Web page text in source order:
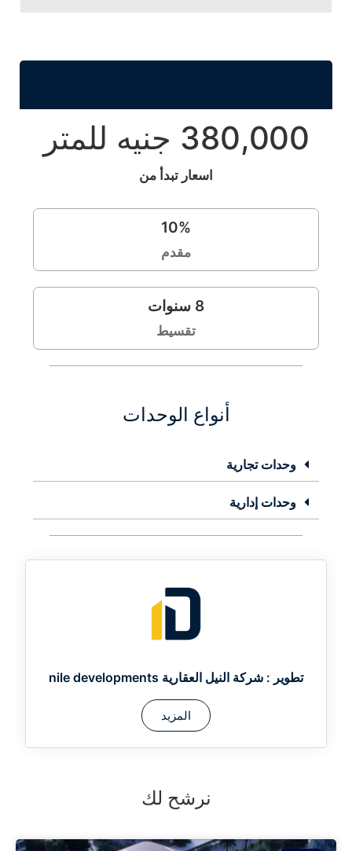
380,000 جنيه للمتر
اسعار تبدأ من
10%
مقدم
8 سنوات
تقسيط
أنواع الوحدات
وحدات تجارية
وحدات إدارية
تطوير : شركة النيل العقارية nile developments
المزيد
نرشح لك